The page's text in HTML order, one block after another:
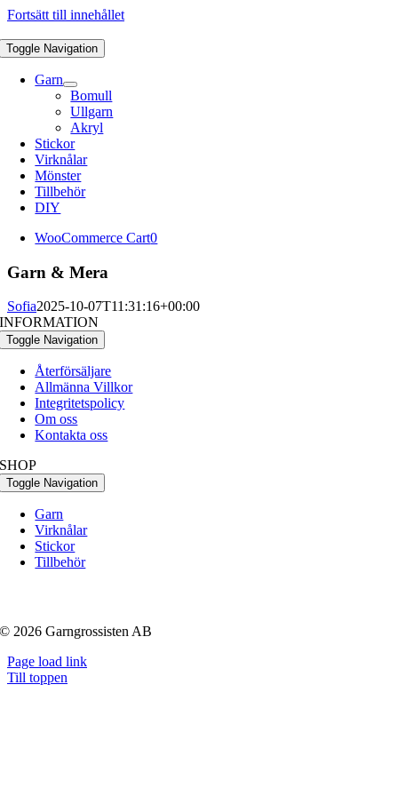
Fortsätt till innehållet
Toggle Navigation
Garn
Bomull
Ullgarn
Akryl
Stickor
Virknålar
Mönster
Tillbehör
DIY
WooCommerce Cart0
Garn & Mera
Sofia2025-10-07T11:31:16+00:00
INFORMATION
Toggle Navigation
Återförsäljare
Allmänna Villkor
Integritetspolicy
Om oss
Kontakta oss
SHOP
Toggle Navigation
Garn
Virknålar
Stickor
Tillbehör
© 2026 Garngrossisten AB
Page load link
Till toppen